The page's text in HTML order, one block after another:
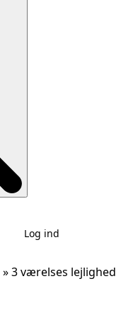
Log ind
»3 værelses lejlighed